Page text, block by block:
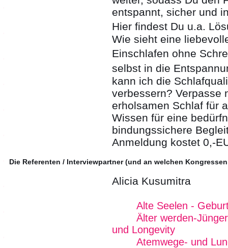
entspannt, sicher und
Hier findest Du u.a.
Wie sieht eine
Einschlafen ohne
selbst in die
kann ich die
verbessern? Verpasse
erholsamen Schlaf für
Wissen für eine
bindungssichere
Anmeldung kostet 0,-
Die Referenten / Interviewpartner (und an welchen
Alicia Kusumitra
Alte Seelen -
Älter werden-
und Longevity
Atemwege- und